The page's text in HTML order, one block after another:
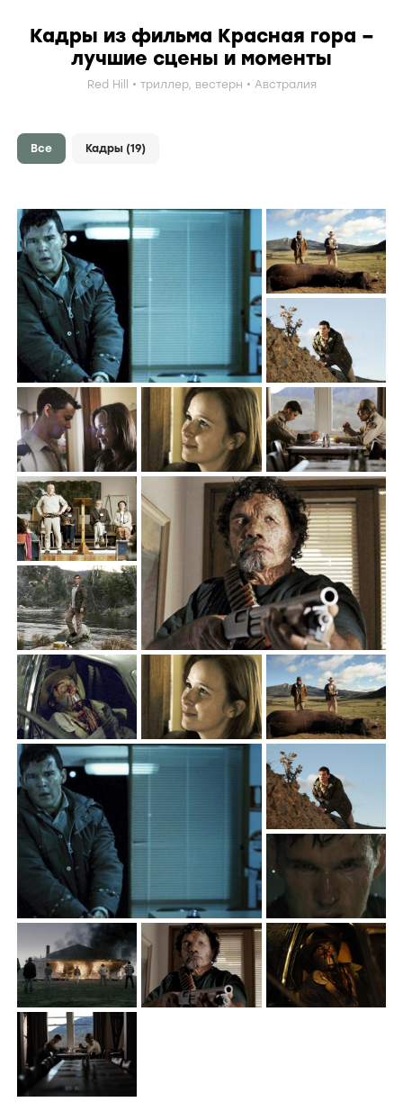
Кадры из фильма Красная гора –
лучшие сцены и моменты
Red Hill триллер, вестерн Австралия
Все Кадры (19)